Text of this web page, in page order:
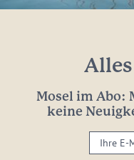
Mosel im Abo:
keine
Ihre
E-